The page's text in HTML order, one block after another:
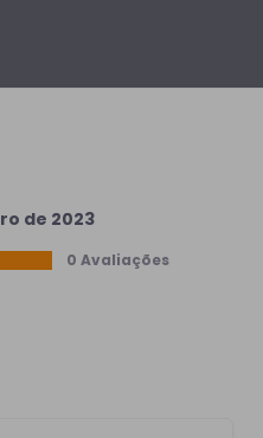
de 2023
0 Avaliações